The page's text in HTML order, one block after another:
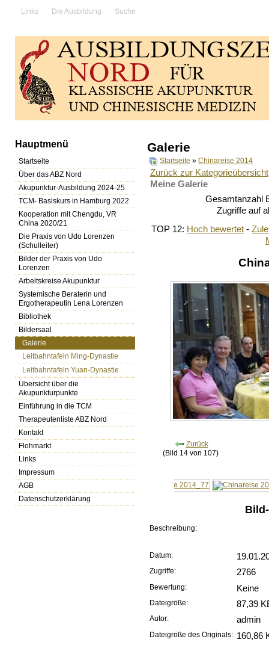
Links Die Ausbildung Suche
Hauptmenü
Startseite
Über das ABZ Nord
Akupunktur-Ausbildung 2024-25
TCM- Basiskurs in Hamburg 2022
Kooperation mit Chengdu, VR
China 2020/21
Die Praxis von Udo Lorenzen
(Schulleiter)
Bilder der Praxis von Udo
Lorenzen
Arbeitskreise Akupunktur
Systemische Beraterin und
Ergotherapeutin Lena Lorenzen
Bibliothek
Bildersaal
Galerie
Leitbahntafeln Ming-Dynastie
Leitbahntafeln Yuan-Dynastie
Übersicht über die
Akupunkturpunkte
Einführung in die TCM
Therapeutenliste ABZ Nord
Kontakt
Flohmarkt
Links
Impressum
AGB
Datenschutzerklärung
Galerie
Startseite » Chinareise 2014
Zurück zur Kategorieübersicht
Meine Galerie
Gesamtanzahl
Zugriffe auf
TOP 12: Hoch bewertet -
Zurück
(Bild 14 von 107)
Beschreibung:
Datum:
Zugriffe: 2766
Bewertung: Keine
Dateigröße: 87,39
Autor: admin
Dateigröße des Originals: 160,86